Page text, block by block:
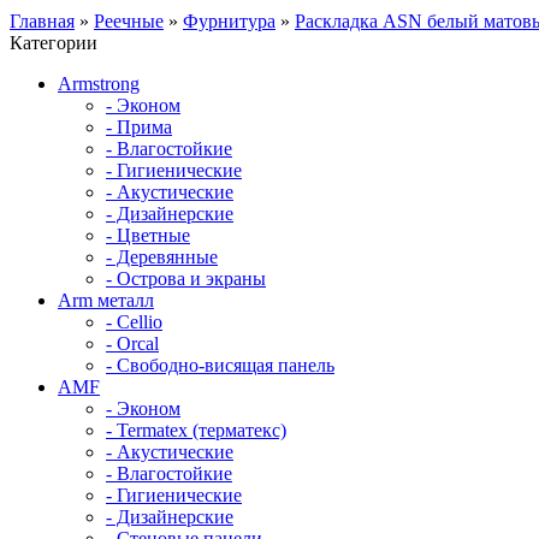
Главная » Реечные » Фурнитура » Раскладка ASN белый
Категории
Armstrong
- Эконом
- Прима
- Влагостойкие
- Гигиенические
- Акустические
- Дизайнерские
- Цветные
- Деревянные
- Острова и экраны
Arm металл
- Cellio
- Orcal
- Свободно-висящая панель
AMF
- Эконом
- Termatex (терматекс)
- Акустические
- Влагостойкие
- Гигиенические
- Дизайнерские